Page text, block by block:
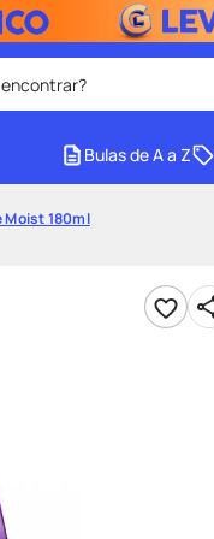
8º
Bulas de A a Z
Moist 180ml